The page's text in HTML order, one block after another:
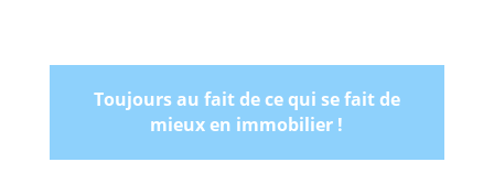
Toujours au fait de ce qui se fait de
mieux en immobilier !